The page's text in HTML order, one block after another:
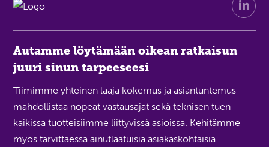
Autamme löytämään oikean ratkaisun
juuri sinun tarpeeseesi
Tiimimme yhteinen laaja kokemus ja asiantuntemus
mahdollistaa nopeat vastausajat sekä teknisen tuen
kaikissa tuotteisiimme liittyvissä asioissa. Kehitämme
myös tarvittaessa ainutlaatuisia asiakaskohtaisia